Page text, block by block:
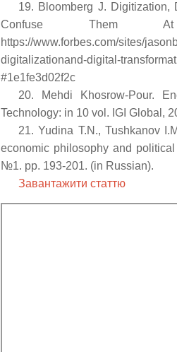
19. Bloomberg J. Digitization,
Confuse Them
https://www.forbes.com/sites/
digitalizationand-digital-
#1e1fe3d02f2c
20. Mehdi Khosrow-Pour.
Technology: in 10 vol. IGI Global,
21. Yudina T.N., Tushkanov
economic philosophy and
№1. pp. 193-201. (in Russian).
Завантажити статтю